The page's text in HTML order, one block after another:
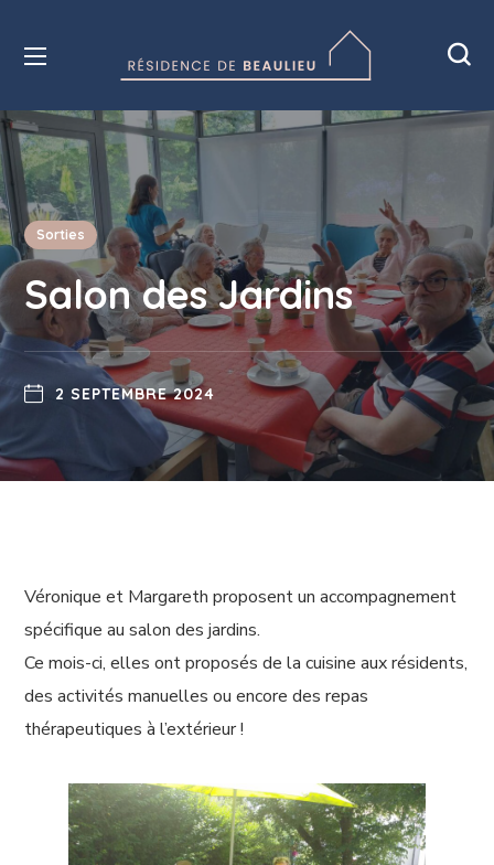
Sorties
Salon des Jardins
2 SEPTEMBRE 2024
Véronique et Margareth proposent un accompagnement
spécifique au salon des jardins.
Ce mois-ci, elles ont proposés de la cuisine aux résidents,
des activités manuelles ou encore des repas
thérapeutiques à l’extérieur !